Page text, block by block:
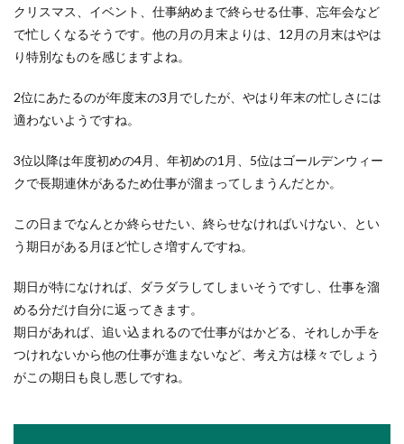
No Image
陸上200mの効果的な練習方法！これで
タイムを縮めよう
習も必...
配達の仕事は以外と楽だったという実
楽な仕事とはどんな仕事だと思いますか？人との
関りがない・ノルマや残業がない・責任がない事
など色々...
クリスマス、イベント、仕事納めまで終らせる仕事、忘年会など
で忙しくなるそうです。他の月の月末よりは、12月の月末はやは
り特別なものを感じますよね。
2位にあたるのが年度末の3月でしたが、やはり年末の忙しさには
適わないようですね。
3位以降は年度初めの4月、年初めの1月、5位はゴールデンウィー
クで長期連休があるため仕事が溜まってしまうんだとか。
この日までなんとか終らせたい、終らせなければいけない、とい
う期日がある月ほど忙しさ増すんですね。
期日が特になければ、ダラダラしてしまいそうですし、仕事を溜
める分だけ自分に返ってきます。
期日があれば、追い込まれるので仕事がはかどる、それしか手を
つけれないから他の仕事が進まないなど、考え方は様々でしょう
がこの期日も良し悪しですね。